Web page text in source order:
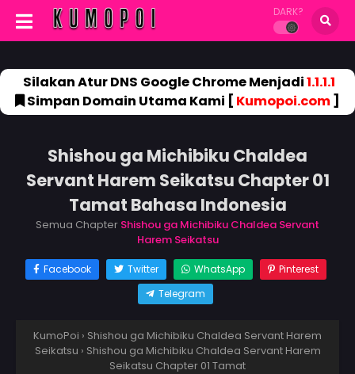
DARK?
Silakan Atur DNS Google Chrome Menjadi1.1.1.1
Simpan Domain Utama Kami [ Kumopoi.com]
Shishou ga Michibiku Chaldea
Servant Harem Seikatsu Chapter 01
Tamat Bahasa Indonesia
Semua Chapter Shishou ga Michibiku Chaldea Servant
Harem Seikatsu
Facebook Twitter WhatsApp
Pinterest
Telegram
KumoPoi › Shishou ga Michibiku Chaldea Servant Harem
Seikatsu › Shishou ga Michibiku Chaldea Servant Harem
Seikatsu Chapter 01 Tamat